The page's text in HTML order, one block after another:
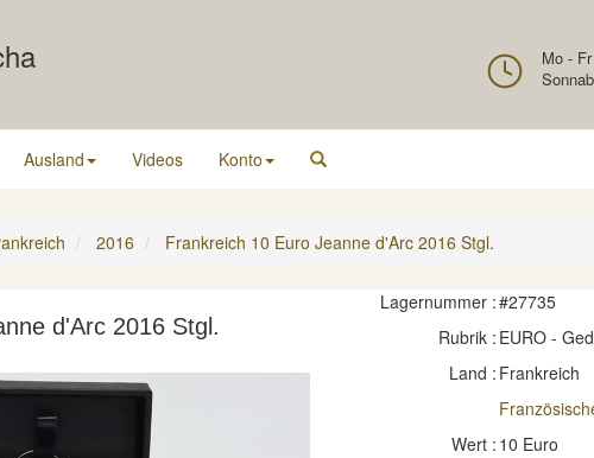
Mo -
Ausland Videos Konto
2016 Frankreich 10 Euro Jeanne d'Arc 2016 Stgl.
d'Arc 2016 Stgl.
Lagernummer :#27735
Rubrik : EURO -
Land : Frankreich
Wert : 10 Euro